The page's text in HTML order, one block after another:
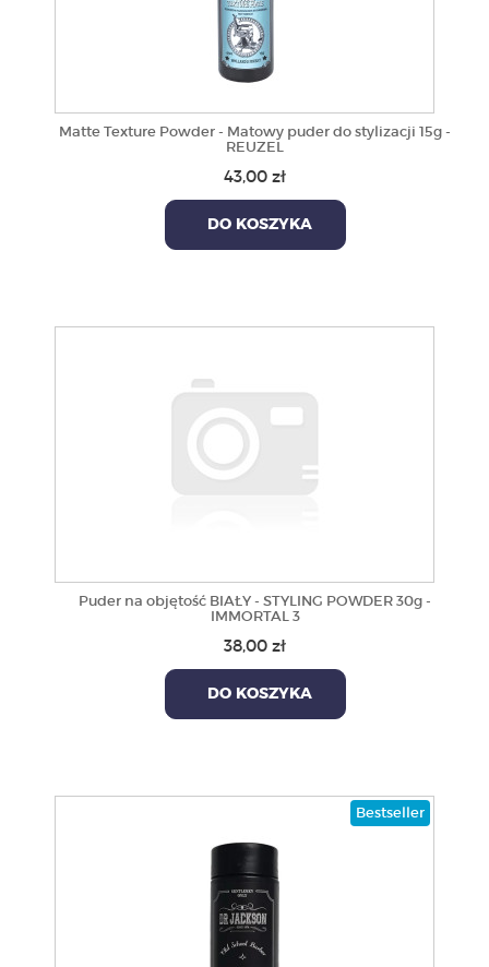
Matte Texture Powder - Matowy puder do stylizacji 15g -
REUZEL
43,00 zł
DO KOSZYKA
Puder na objętość BIAŁY - STYLING POWDER 30g -
IMMORTAL 3
38,00 zł
DO KOSZYKA
Bestseller